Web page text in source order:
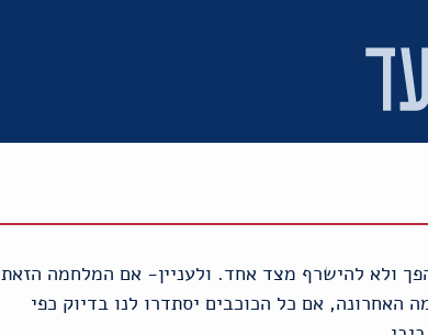
ולא להישרף מצד אחד. ולעניין- אם המלחמה הזאת
אם כל הכוכבים יסתדרו לנו בדיוק כפי